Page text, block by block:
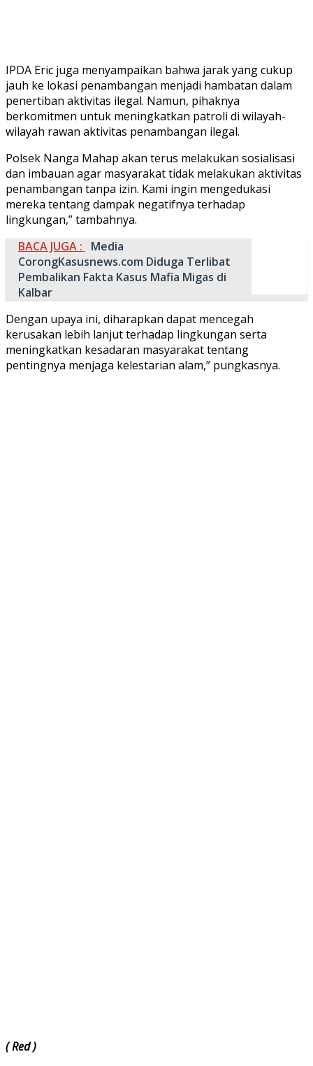
IPDA Eric juga menyampaikan bahwa jarak yang cukup
jauh ke lokasi penambangan menjadi hambatan dalam
penertiban aktivitas ilegal. Namun, pihaknya
berkomitmen untuk meningkatkan patroli di wilayah-
wilayah rawan aktivitas penambangan ilegal.
Polsek Nanga Mahap akan terus melakukan sosialisasi
dan imbauan agar masyarakat tidak melakukan aktivitas
penambangan tanpa izin. Kami ingin mengedukasi
mereka tentang dampak negatifnya terhadap
lingkungan,” tambahnya.
BACA JUGA :
Media
CorongKasusnews.com Diduga Terlibat
Pembalikan Fakta Kasus Mafia Migas di
Kalbar
Dengan upaya ini, diharapkan dapat mencegah
kerusakan lebih lanjut terhadap lingkungan serta
meningkatkan kesadaran masyarakat tentang
pentingnya menjaga kelestarian alam,” pungkasnya.
( Red )